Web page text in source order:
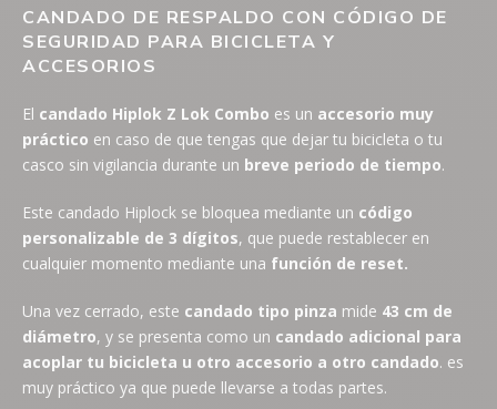
CANDADO DE RESPALDO CON CÓDIGO DE
SEGURIDAD PARA BICICLETA Y
ACCESORIOS
El candado Hiplok Z Lok Combo es un accesorio muy
práctico en caso de que tengas que dejar tu bicicleta o tu
casco sin vigilancia durante un breve periodo de tiempo.
Este candado Hiplock se bloquea mediante un código
personalizable de 3 dígitos, que puede restablecer en
cualquier momento mediante una función de reset.
Una vez cerrado, este candado tipo pinza mide 43 cm de
diámetro, y se presenta como un candado adicional para
acoplar tu bicicleta u otro accesorio a otro candado. es
muy práctico ya que puede llevarse a todas partes.